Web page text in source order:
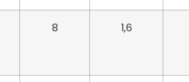
8 1,6